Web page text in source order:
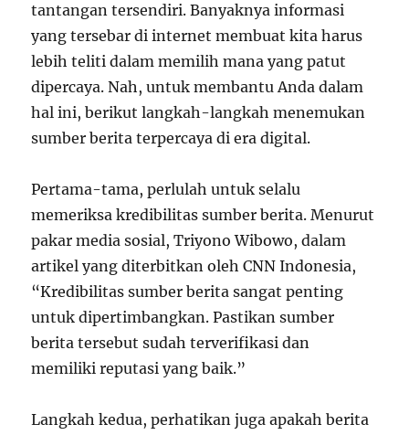
tantangan tersendiri. Banyaknya informasi
yang tersebar di internet membuat kita harus
lebih teliti dalam memilih mana yang patut
dipercaya. Nah, untuk membantu Anda dalam
hal ini, berikut langkah-langkah menemukan
sumber berita terpercaya di era digital.
Pertama-tama, perlulah untuk selalu
memeriksa kredibilitas sumber berita. Menurut
pakar media sosial, Triyono Wibowo, dalam
artikel yang diterbitkan oleh CNN Indonesia,
“Kredibilitas sumber berita sangat penting
untuk dipertimbangkan. Pastikan sumber
berita tersebut sudah terverifikasi dan
memiliki reputasi yang baik.”
Langkah kedua, perhatikan juga apakah berita